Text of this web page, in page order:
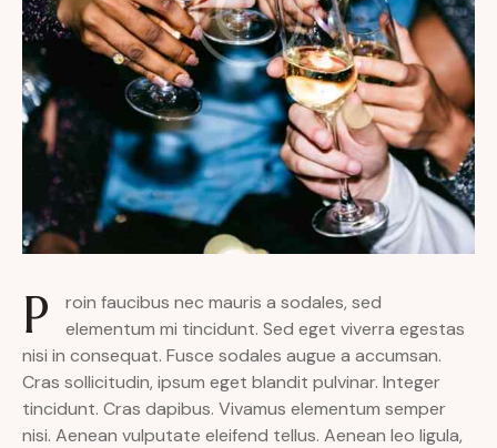
P
roin faucibus nec mauris a sodales, sed
elementum mi tincidunt. Sed eget viverra egestas
nisi in consequat. Fusce sodales augue a accumsan.
Cras sollicitudin, ipsum eget blandit pulvinar. Integer
tincidunt. Cras dapibus. Vivamus elementum semper
nisi. Aenean vulputate eleifend tellus. Aenean leo ligula,